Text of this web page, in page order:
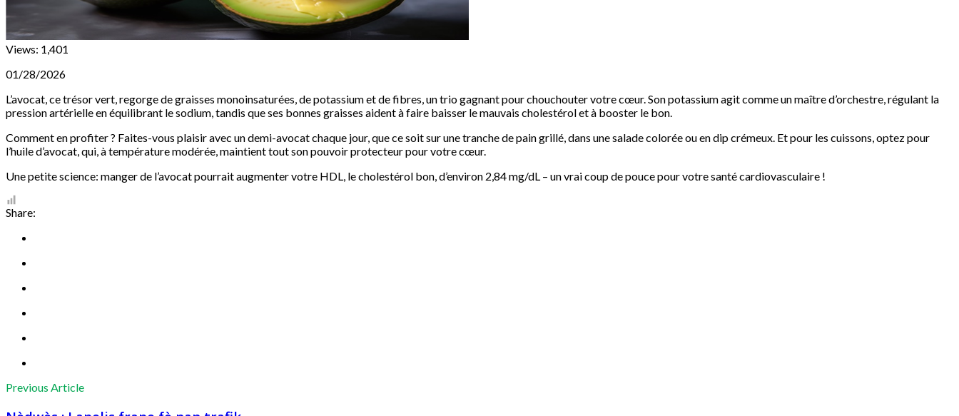
Views: 1,401
01/28/2026
L’avocat, ce trésor vert, regorge de graisses monoinsaturées, de potassium et de fibres, un trio gagnant pour chouchouter votre cœur. Son potassium agit comme un maître d’orchestre, régulant la
pression artérielle en équilibrant le sodium, tandis que ses bonnes graisses aident à faire baisser le mauvais cholestérol et à booster le bon.
Comment en profiter ? Faites-vous plaisir avec un demi-avocat chaque jour, que ce soit sur une tranche de pain grillé, dans une salade colorée ou en dip crémeux. Et pour les cuissons, optez pour
l’huile d’avocat, qui, à température modérée, maintient tout son pouvoir protecteur pour votre cœur.
Une petite science: manger de l’avocat pourrait augmenter votre HDL, le cholestérol bon, d’environ 2,84 mg/dL – un vrai coup de pouce pour votre santé cardiovasculaire !
Share:
Previous Article